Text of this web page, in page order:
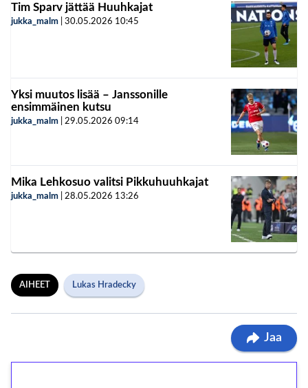
Tim Sparv jättää Huuhkajat
jukka_malm 30.05.2026 10:45
Yksi muutos lisää – Janssonille
ensimmäinen kutsu
jukka_malm 29.05.2026 09:14
Mika Lehkosuo valitsi Pikkuhuuhkajat
jukka_malm 28.05.2026 13:26
AIHEET Lukas Hradecky
Jaa